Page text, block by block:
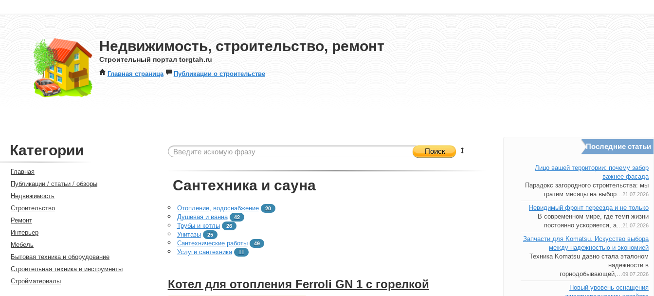
Недвижимость, строительство, ремонт
Строительный портал torgtah.ru
Главная страница Публикации о строительстве
Категории
Главная
Публикации / статьи / обзоры
Недвижимость
Строительство
Ремонт
Интерьер
Мебель
Бытовая техника и оборудование
Строительная техника и инструменты
Стройматериалы
Поиск
Сантехника и сауна
Отопление, водоснабжение 20
Душевая и ванна 42
Трубы и котлы 26
Унитазы 25
Сантехнические работы 49
Услуги сантехника 11
Котел для отопления Ferroli GN 1 с горелкой
Последние статьи
Лицо вашей территории: почему забор
важнее фасада
Парадокс загородного строительства: мы
тратим месяцы на выбор...21.07.2026
Невидимый фронт переезда и не только
В современном мире, где темп жизни
постоянно ускоряется, а...21.07.2026
Запчасти для Komatsu. Искусство выбора
между надежностью и экономией
Техника Komatsu давно стала эталоном
надежности в
горнодобывающей,...09.07.2026
Новый уровень оснащения